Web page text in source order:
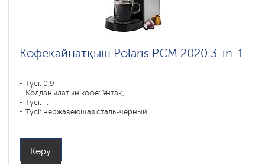
Кофеқайнатқыш Polaris PCM 2020 3-in-1
Түсі: 0,9
Қолданылатын кофе: Ұнтақ,
Түсі: , ,
Түсі: нержавеющая сталь-черный
Көру